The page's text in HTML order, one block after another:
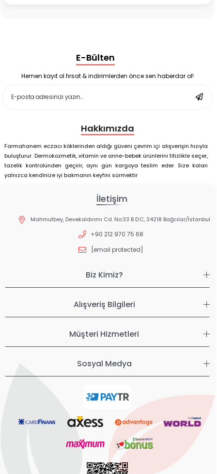
Enterogermina Family 5 ml 20 Flakon
Deep Flex Stres Azaltıcı ve Enerji Dengeleyici Topraklama
Matı Set 40x60 cm
Deep Flex Stres Azaltıcı ve Enerji Dengeleyici Topraklama
E-Bülten
Hemen kayıt ol fırsat & indirimlerden önce sen haberdar ol!
Hakkımızda
Farmahanem eczacı köklerinden aldığı güveni çevrim içi alışverişin hızıyla
buluşturur. Dermokozmetik, vitamin ve anne-bebek ürünlerini titizlikle seçer,
tazelik kontrolünden geçirir, aynı gün kargoya teslim eder. Size kalan
yalnızca kendinize iyi bakmanın keyfini sürmektir
İletişim
Mahmutbey, Devekaldırımı Cd. No:33 B D:C, 34218 Bağcılar/İstanbul
+90 212 970 75 68
[email protected]
Biz Kimiz?
Alışveriş Bilgileri
Müşteri Hizmetleri
Sosyal Medya